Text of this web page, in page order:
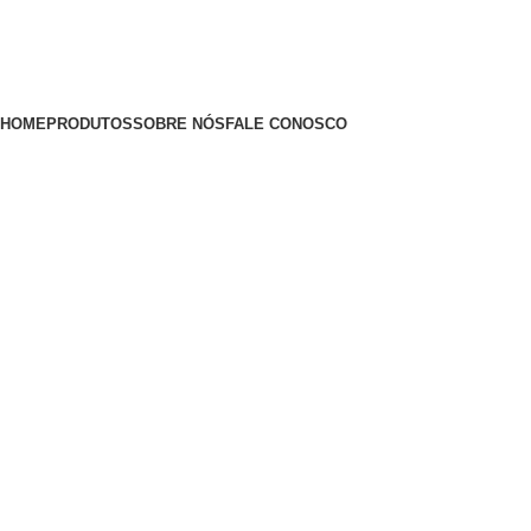
HOMEPRODUTOSSOBRE NÓS FALE CONOSCO